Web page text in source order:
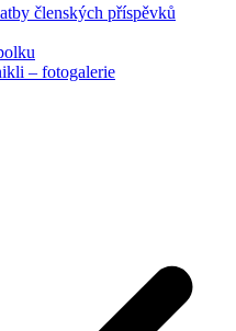
členských příspěvků
– fotogalerie